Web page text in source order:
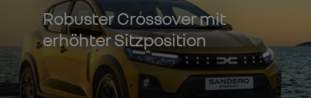
Robuster Crossover mit
erhöhter Sitzposition